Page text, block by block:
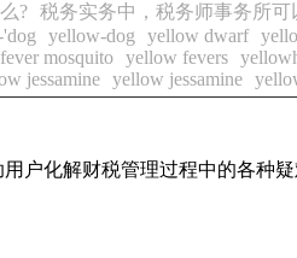
? 税务实务中，税务师事务所可
yellow-dog yellow dwarf
mosquito yellow fevers
jessamine yellow jessamine
户化解财税管理过程中的各种疑